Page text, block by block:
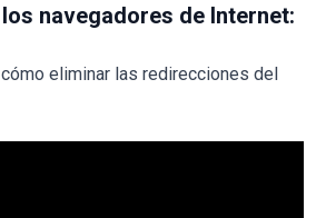
navegadores de Internet:
eliminar las redirecciones del